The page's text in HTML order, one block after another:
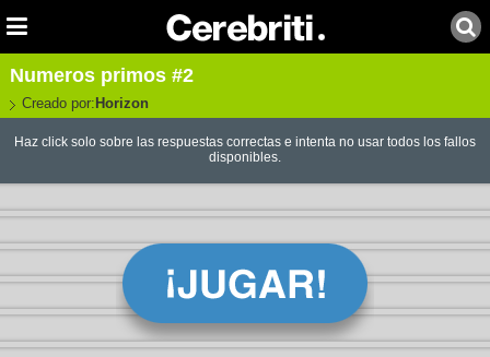
Numeros primos #2
Creado por: Horizon
Haz click solo sobre las respuestas correctas e intenta no usar todos los fallos
disponibles.